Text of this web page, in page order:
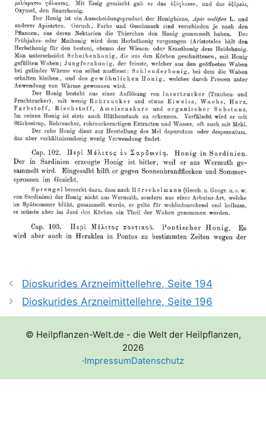
Dioskurides Arzneimittellehre, Seite 194
Dioskurides Arzneimittellehre, Seite 196
© Heilpflanzen-Welt.de - die Welt der Heilpflanzen,
2026
·ImpressumDatenschutz